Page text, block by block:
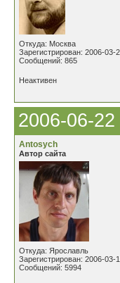
Откуда: Москва
Зарегистрирован: 2006-03-
Сообщений: 865
Неактивен
2006-06-
Antosych
Автор сайта
Откуда: Ярославль
Зарегистрирован: 2006-03-
Сообщений: 5994